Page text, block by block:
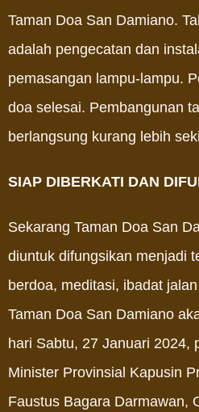
Taman Doa San Damiano.
adalah pengecatan dan
pemasangan lampu-lampu.
doa selesai. Pembangunan
berlangsung kurang lebih
SIAP DIBERKATI DAN
Sekarang Taman Doa San
diuntuk difungsikan menjadi
berdoa, meditasi, ibadat
Taman Doa San Damiano
hari Sabtu, 27 Januari 2024,
Minister Provinsial Kapusin
Faustus Bagara Darmawan,